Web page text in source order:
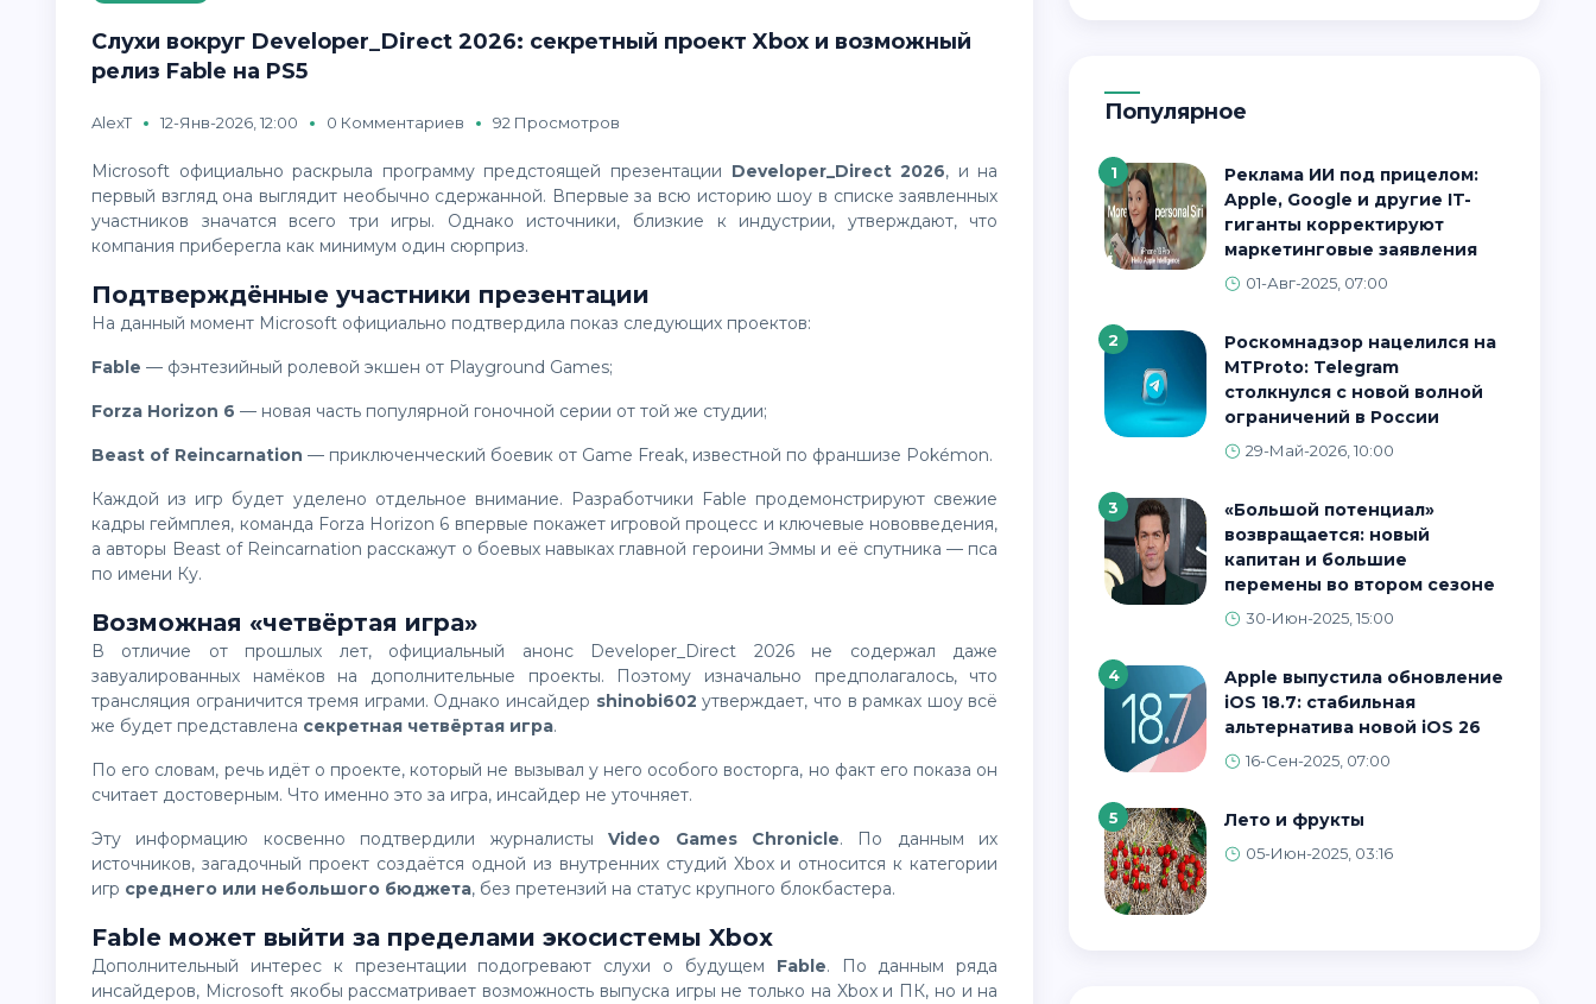
Слухи вокруг Developer_Direct 2026: секретный проект Xbox и возможный
релиз Fable на PS5
AlexT 12-Янв-2026, 12:00 0 Комментариев 92 Просмотров
Microsoft официально раскрыла программу предстоящей презентации Developer_Direct 2026, и на
первый взгляд она выглядит необычно сдержанной. Впервые за всю историю шоу в списке заявленных
участников значатся всего три игры. Однако источники, близкие к индустрии, утверждают, что
компания приберегла как минимум один сюрприз.
Подтверждённые участники презентации
На данный момент Microsoft официально подтвердила показ следующих проектов:
Fable — фэнтезийный ролевой экшен от Playground Games;
Forza Horizon 6 — новая часть популярной гоночной серии от той же студии;
Beast of Reincarnation — приключенческий боевик от Game Freak, известной по франшизе Pokémon.
Каждой из игр будет уделено отдельное внимание. Разработчики Fable продемонстрируют свежие
кадры геймплея, команда Forza Horizon 6 впервые покажет игровой процесс и ключевые нововведения,
а авторы Beast of Reincarnation расскажут о боевых навыках главной героини Эммы и её спутника — пса
по имени Ку.
Возможная «четвёртая игра»
В отличие от прошлых лет, официальный анонс Developer_Direct 2026 не содержал даже
завуалированных намёков на дополнительные проекты. Поэтому изначально предполагалось, что
трансляция ограничится тремя играми. Однако инсайдер shinobi602 утверждает, что в рамках шоу всё
же будет представлена секретная четвёртая игра.
По его словам, речь идёт о проекте, который не вызывал у него особого восторга, но факт его показа он
считает достоверным. Что именно это за игра, инсайдер не уточняет.
Эту информацию косвенно подтвердили журналистыVideo Games Chronicle. По данным их
источников, загадочный проект создаётся одной из внутренних студий Xbox и относится к категории
игр среднего или небольшого бюджета, без претензий на статус крупного блокбастера.
Fable может выйти за пределами экосистемы Xbox
Дополнительный интерес к презентации подогревают слухи о будущем Fable. По данным ряда
инсайдеров, Microsoft якобы рассматривает возможность выпуска игры не только на Xbox и ПК, но и на
Популярное
1
Реклама ИИ под прицелом:
Apple, Google и другие IT-
гиганты корректируют
маркетинговые заявления
01-Авг-2025, 07:00
2
Роскомнадзор нацелился на
MTProto: Telegram
столкнулся с новой волной
ограничений в России
29-Май-2026, 10:00
3
«Большой потенциал»
возвращается: новый
капитан и большие
перемены во втором сезоне
30-Июн-2025, 15:00
4
Apple выпустила обновление
iOS 18.7: стабильная
альтернатива новой iOS 26
16-Сен-2025, 07:00
5 Лето и фрукты
05-Июн-2025, 03:16